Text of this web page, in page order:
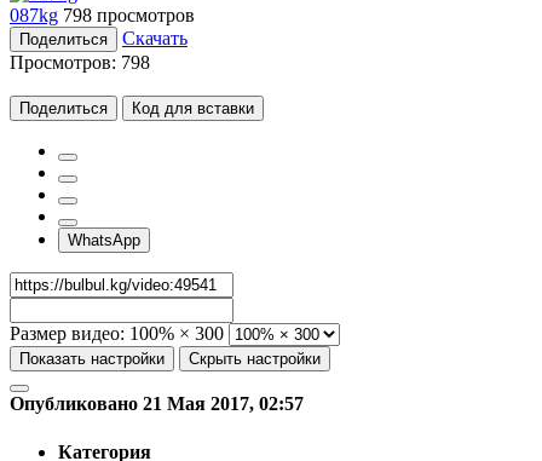
087kg 798 просмотров
Поделиться
Скачать
Просмотров: 798
Поделиться Код для вставки
WhatsApp
Размер видео: 100% × 300
Показать настройки Скрыть настройки
Опубликовано 21 Мая 2017, 02:57
Категория